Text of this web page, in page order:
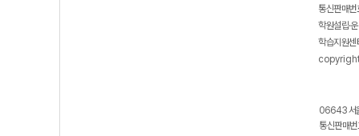
통신판매
학원설립·
학습지원
06643 서
통신판매